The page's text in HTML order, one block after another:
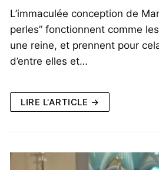
L’immaculée conception de
perles” fonctionnent comme
une reine, et prennent pour
d’entre elles et…
LIRE L'ARTICLE →